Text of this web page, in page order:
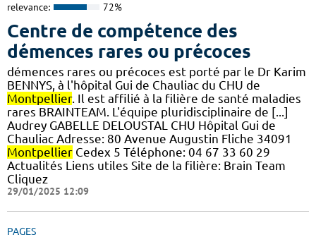
relevance: 72%
Centre de compétence des
démences rares ou précoces
démences rares ou précoces est porté par le Dr Karim
BENNYS, à l'hôpital Gui de Chauliac du CHU de
Montpellier. Il est affilié à la filière de santé maladies
rares BRAINTEAM. L'équipe pluridisciplinaire de [...]
Audrey GABELLE DELOUSTAL CHU Hôpital Gui de
Chauliac Adresse: 80 Avenue Augustin Fliche 34091
Montpellier Cedex 5 Téléphone: 04 67 33 60 29
Actualités Liens utiles Site de la filière: Brain Team
Cliquez
29/01/2025 12:09
PAGES